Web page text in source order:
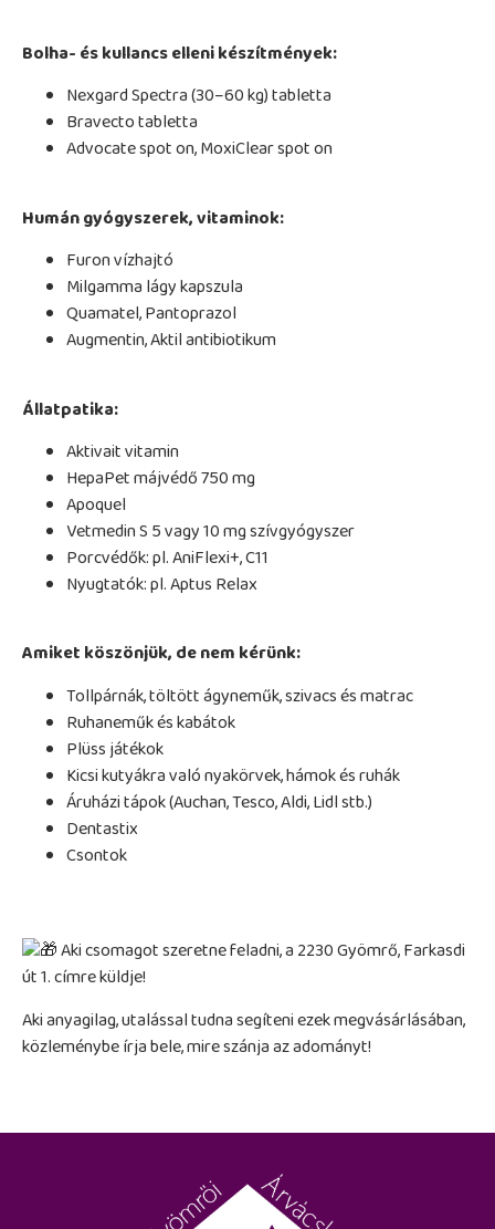
Bolha- és kullancs elleni készítmények:
Nexgard Spectra (30–60 kg) tabletta
Bravecto tabletta
Advocate spot on, MoxiClear spot on
Humán gyógyszerek, vitaminok:
Furon vízhajtó
Milgamma lágy kapszula
Quamatel, Pantoprazol
Augmentin, Aktil antibiotikum
Állatpatika:
Aktivait vitamin
HepaPet májvédő 750 mg
Apoquel
Vetmedin S 5 vagy 10 mg szívgyógyszer
Porcvédők: pl. AniFlexi+, C11
Nyugtatók: pl. Aptus Relax
Amiket köszönjük, de nem kérünk:
Tollpárnák, töltött ágyneműk, szivacs és matrac
Ruhaneműk és kabátok
Plüss játékok
Kicsi kutyákra való nyakörvek, hámok és ruhák
Áruházi tápok (Auchan, Tesco, Aldi, Lidl stb.)
Dentastix
Csontok
Aki csomagot szeretne feladni, a 2230 Gyömrő, Farkasdi
út 1. címre küldje!
Aki anyagilag, utalással tudna segíteni ezek megvásárlásában,
közleménybe írja bele, mire szánja az adományt!